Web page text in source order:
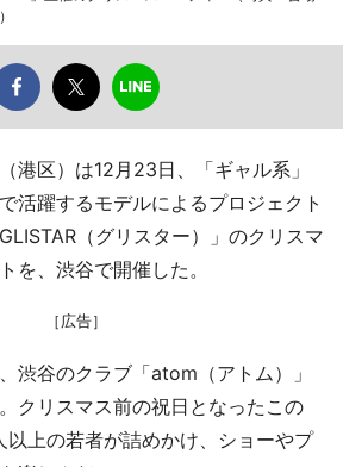
港区）は12月23日、「ギャル系」
活躍するモデルによるプロジェクト
（グリスター）」のクリスマ
を、渋谷で開催した。
［広告］
渋谷のクラブ「atom（アトム）」
クリスマス前の祝日となったこの
以上の若者が詰めかけ、ショーやプ